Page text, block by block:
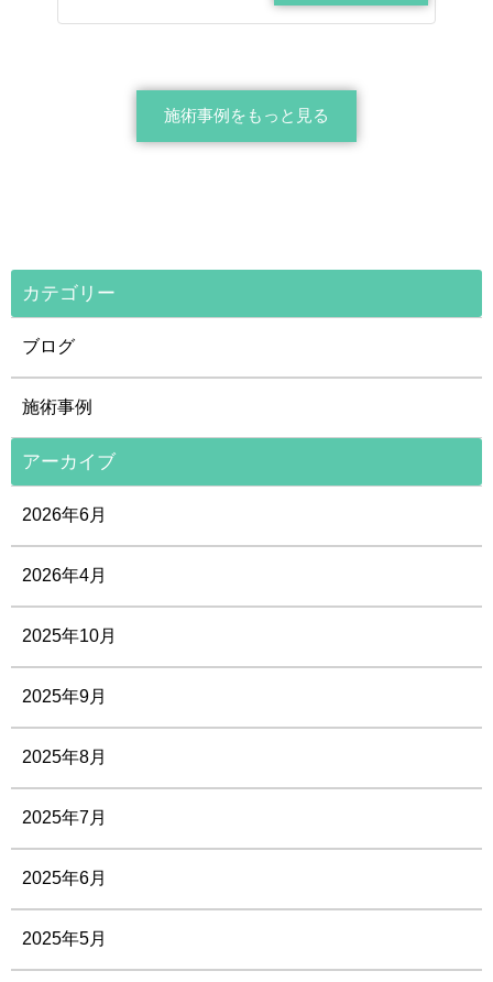
施術事例をもっと見る
カテゴリー
ブログ
施術事例
アーカイブ
2026年6月
2026年4月
2025年10月
2025年9月
2025年8月
2025年7月
2025年6月
2025年5月